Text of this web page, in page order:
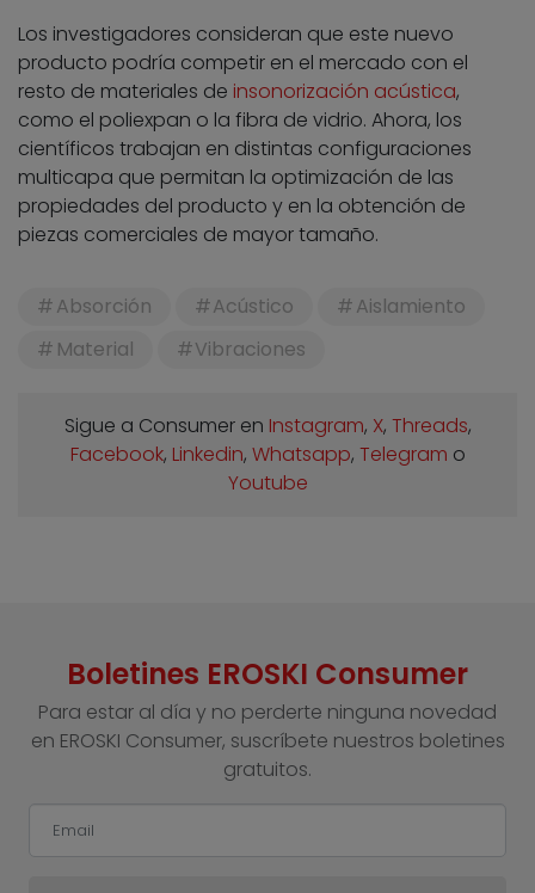
Los investigadores consideran que este nuevo
producto podría competir en el mercado con el
resto de materiales de insonorización acústica,
como el poliexpan o la fibra de vidrio. Ahora, los
científicos trabajan en distintas configuraciones
multicapa que permitan la optimización de las
propiedades del producto y en la obtención de
piezas comerciales de mayor tamaño.
Absorción Acústico
Aislamiento
Material
Vibraciones
Sigue a Consumer en Instagram, X, Threads,
Facebook, Linkedin, Whatsapp, Telegram o
Youtube
Boletines EROSKI Consumer
Para estar al día y no perderte ninguna novedad
en EROSKI Consumer, suscríbete nuestros boletines
gratuitos.